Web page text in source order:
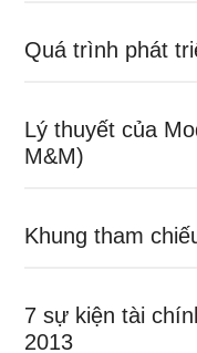
Quá trình phát
Lý thuyết của
M&M)
Khung tham
7 sự kiện tài
2013